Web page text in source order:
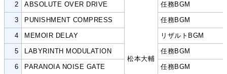
松本大輔
2 ABSOLUTE OVER DRIVE 任務BGM
3 PUNISHMENT COMPRESS 任務BGM
4 MEMOIR DELAY リザルトBGM
5 LABYRINTH MODULATION 任務BGM
6 PARANOIA NOISE GATE 任務BGM